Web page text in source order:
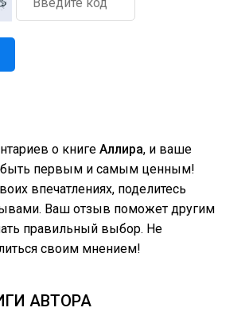
о книге Аллира, и ваше
первым и самым ценным!
впечатлениях, поделитесь
Ваш отзыв поможет другим
правильный выбор. Не
своим мнением!
АВТОРА